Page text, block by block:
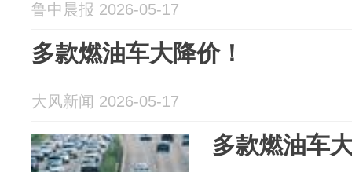
鲁中晨报 2026-05-17
多款燃油车大降价！
大风新闻 2026-05-17
多款燃油车